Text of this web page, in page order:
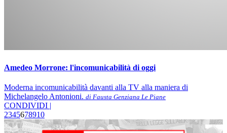
Amedeo Morrone: l'incomunicabilità di oggi
Moderna incomunicabilità davanti alla TV alla maniera di
Michelangelo Antonioni. di Fausta Genziana Le Piane
CONDIVIDI |
2345678910